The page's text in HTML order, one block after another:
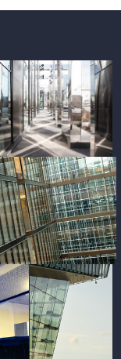
photo
photo